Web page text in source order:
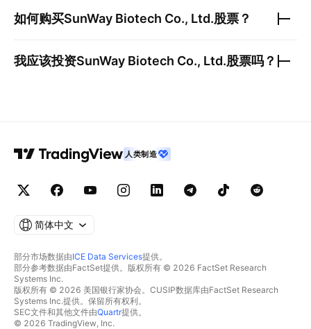
如何购买SunWay Biotech Co., Ltd.股票？
我应该投资SunWay Biotech Co., Ltd.股票吗？
人类制造
简体中文
部分市场数据由ICE Data Services提供。
部分参考数据由FactSet提供。版权所有 © 2026 FactSet Research
Systems Inc.
版权所有 © 2026 美国银行家协会。CUSIP数据库由FactSet Research
Systems Inc.提供。保留所有权利。
SEC文件和其他文件由Quartr提供。
© 2026 TradingView, Inc.